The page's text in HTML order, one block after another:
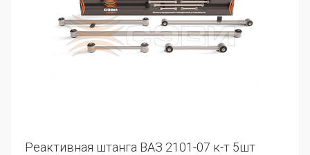
Реактивная штанга ВАЗ 2101-07 к-т 5шт